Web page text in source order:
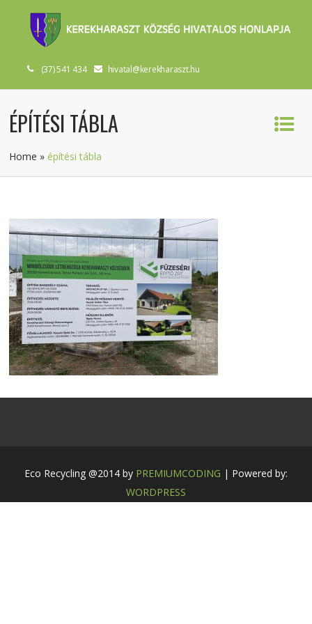
(37) 541 434 hivatal@kerekharaszt.hu
ÉPÍTÉSI TÁBLA
Home » építési tábla
Eco Recycling @2014 by PREMIUMCODING | Powered by:
WORDPRESS